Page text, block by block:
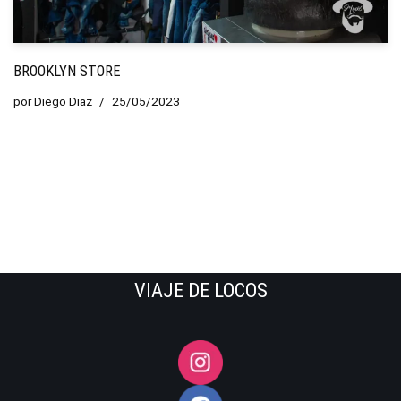
BROOKLYN STORE
porDiego Diaz 25/05/2023
VIAJE DE LOCOS